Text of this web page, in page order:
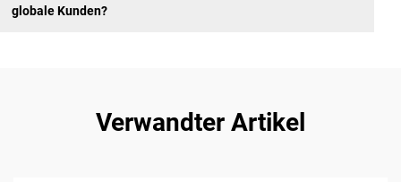
globale Kunden?
Verwandter Artikel